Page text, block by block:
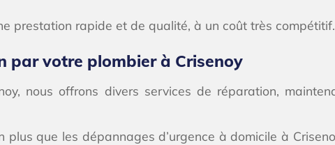
prestation rapide et de qualité, à un coût très compétitif.
par votre plombier à Crisenoy
nous offrons divers services de réparation,
que les dépannages d’urgence à domicile à